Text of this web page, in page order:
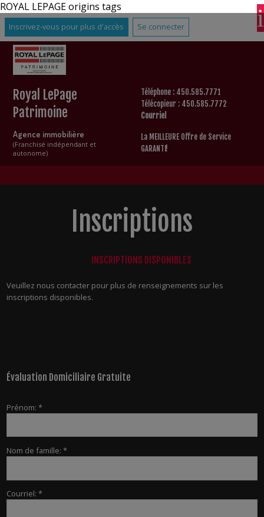
ROYAL LEPAGE origins tags
Inscrivez-vous pour plus d'accès Se connecter
Royal LePage
Patrimoine
Agence immobilière
(Franchisé indépendant et
autonome)
Téléphone : 450.585.7771
Télécopieur : 450.585.7772
Courriel
La MEILLEURE Offre de Service
GARANTI!
Inscriptions
INSCRIPTIONS DISPONIBLES
Veuillez nous contacter pour plus de renseignements sur les
inscriptions disponibles.
Évaluation Domiciliaire Gratuite
Prénom: *
Nom de famille: *
Courriel: *